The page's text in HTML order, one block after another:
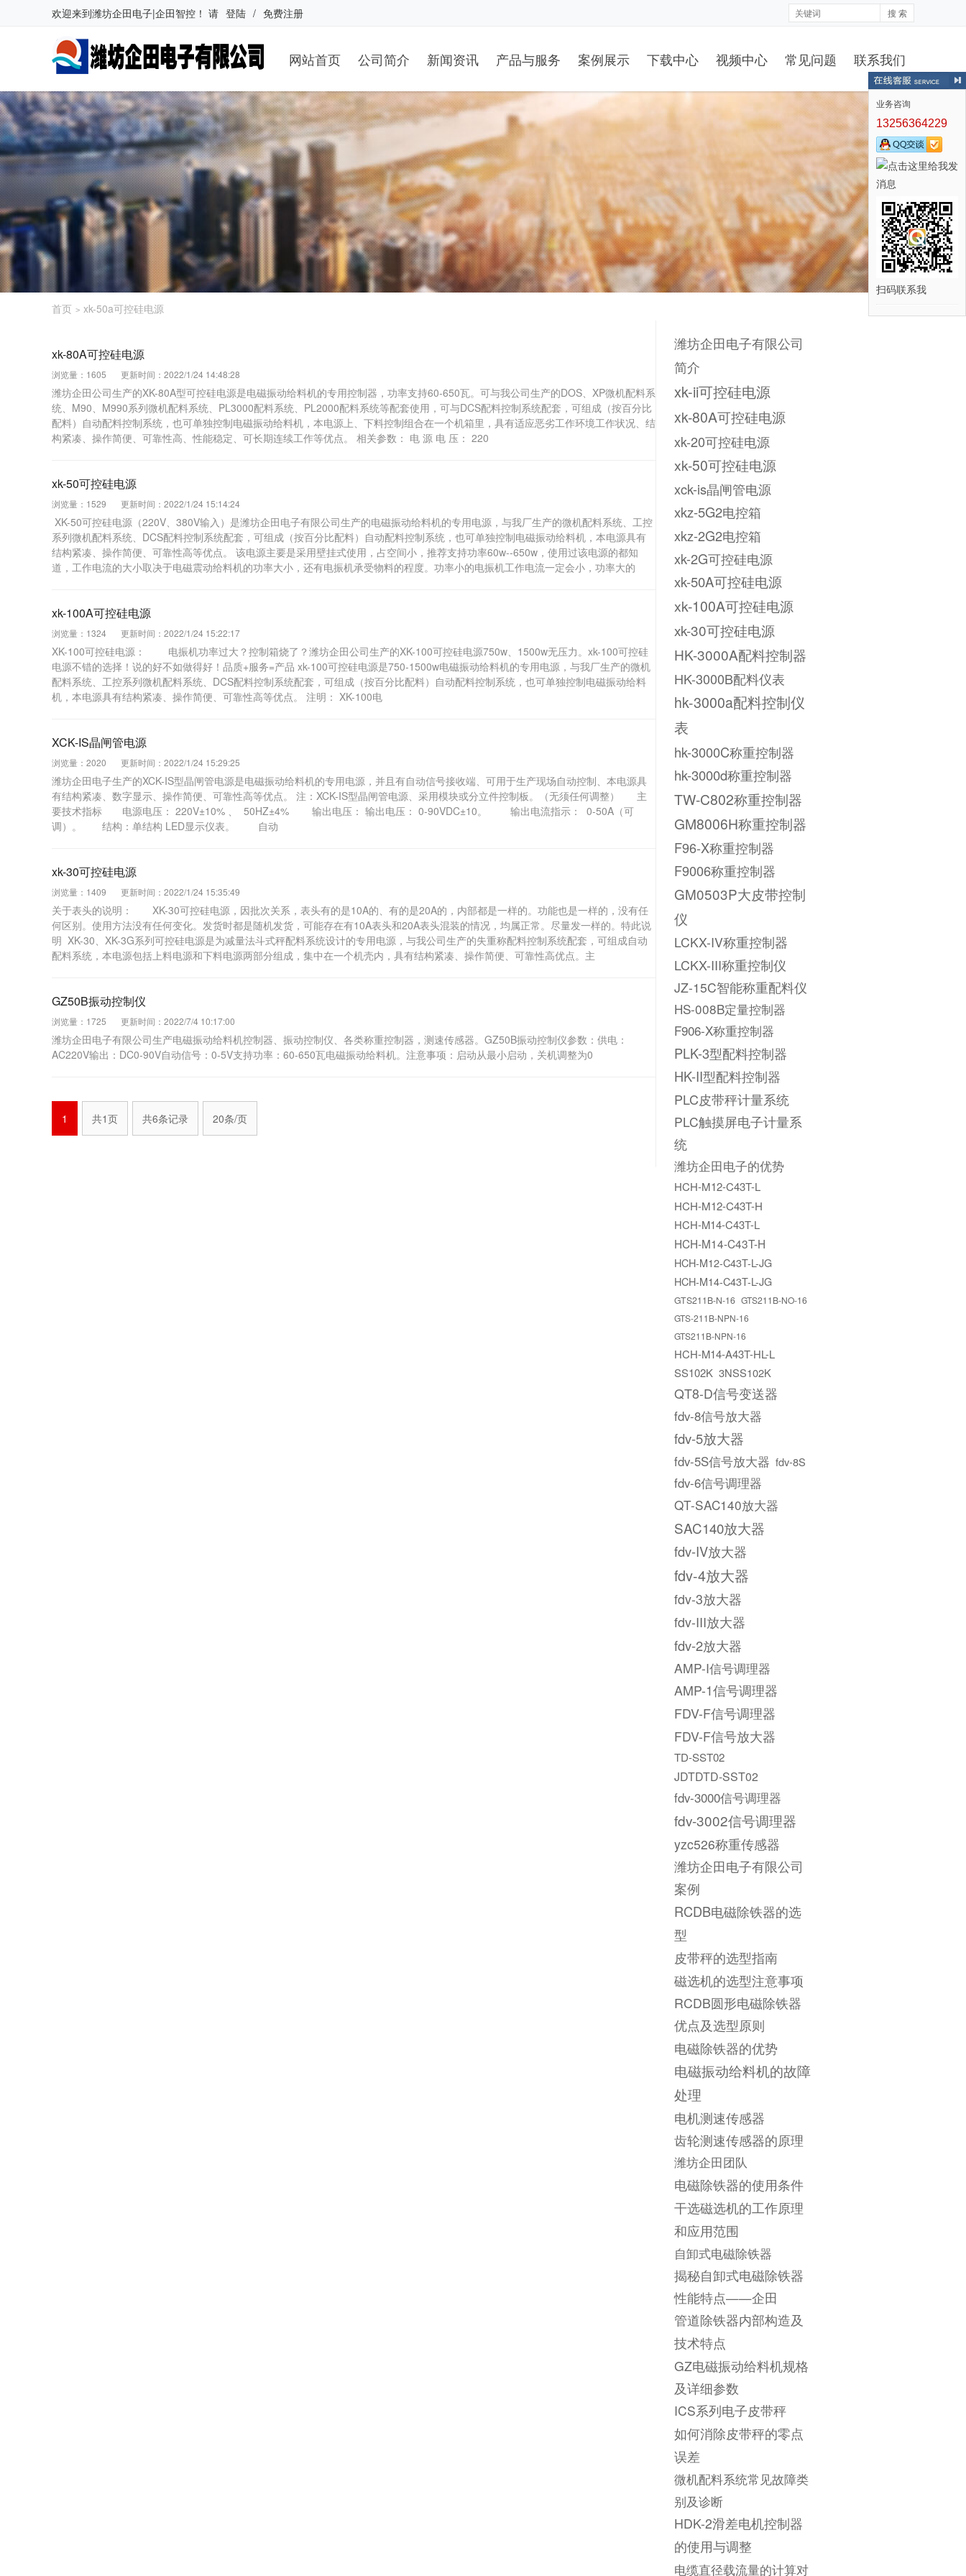
欢迎来到潍坊企田电子|企田智控 ！ 请 登陆 / 免费注册 搜 索
网站首页 公司简介 新闻资讯 产品与服务 案例展示 下载中心 视频中心 常见问题 联系我们
首页 > xk-50a可控硅电源
xk-80A可控硅电源
浏览量：1605 更新时间：2022/1/24 14:48:28
潍坊企田公司生产的XK-80A型可控硅电源是电磁振动给料机的专用控制器，功率支持60-650瓦。可与我公司生产的DOS、XP微机配料系
统、M90、M990系列微机配料系统、PL3000配料系统、PL2000配料系统等配套使用，可与DCS配料控制系统配套，可组成（按百分比
配料）自动配料控制系统，也可单独控制电磁振动给料机，本电源上、下料控制组合在一个机箱里，具有适应恶劣工作环境工作状况、结
构紧凑、操作简便、可靠性高、性能稳定、可长期连续工作等优点。 相关参数： 电 源 电 压： 220
xk-50可控硅电源
浏览量：1529 更新时间：2022/1/24 15:14:24
XK-50可控硅电源（220V、380V输入）是潍坊企田电子有限公司生产的电磁振动给料机的专用电源，与我厂生产的微机配料系统、工控
系列微机配料系统、DCS配料控制系统配套，可组成（按百分比配料）自动配料控制系统，也可单独控制电磁振动给料机，本电源具有
结构紧凑、操作简便、可靠性高等优点。 该电源主要是采用壁挂式使用，占空间小，推荐支持功率60w--650w，使用过该电源的都知
道，工作电流的大小取决于电磁震动给料机的功率大小，还有电振机承受物料的程度。功率小的电振机工作电流一定会小，功率大的
xk-100A可控硅电源
浏览量：1324 更新时间：2022/1/24 15:22:17
XK-100可控硅电源： 电振机功率过大？控制箱烧了？潍坊企田公司生产的XK-100可控硅电源750w、1500w无压力。xk-100可控硅
电源不错的选择！说的好不如做得好！品质+服务=产品 xk-100可控硅电源是750-1500w电磁振动给料机的专用电源，与我厂生产的微机
配料系统、工控系列微机配料系统、DCS配料控制系统配套，可组成（按百分比配料）自动配料控制系统，也可单独控制电磁振动给料
机，本电源具有结构紧凑、操作简便、可靠性高等优点。 注明： XK-100电
XCK-IS晶闸管电源
浏览量：2020 更新时间：2022/1/24 15:29:25
潍坊企田电子生产的XCK-IS型晶闸管电源是电磁振动给料机的专用电源，并且有自动信号接收端、可用于生产现场自动控制、本电源具
有结构紧凑、数字显示、操作简便、可靠性高等优点。 注：XCK-IS型晶闸管电源、采用模块或分立件控制板。（无须任何调整） 主
要技术指标 电源电压： 220V±10% 、 50HZ±4% 输出电压： 输出电压： 0-90VDC±10。 输出电流指示： 0-50A（可
调）。 结构：单结构 LED显示仪表。 自动
xk-30可控硅电源
浏览量：1409 更新时间：2022/1/24 15:35:49
关于表头的说明： XK-30可控硅电源，因批次关系，表头有的是10A的、有的是20A的，内部都是一样的。功能也是一样的，没有任
何区别。使用方法没有任何变化。发货时都是随机发货，可能存在有10A表头和20A表头混装的情况，均属正常。尽量发一样的。特此说
明 XK-30、XK-3G系列可控硅电源是为减量法斗式秤配料系统设计的专用电源，与我公司生产的失重称配料控制系统配套，可组成自动
配料系统，本电源包括上料电源和下料电源两部分组成，集中在一个机壳内，具有结构紧凑、操作简便、可靠性高优点。主
GZ50B振动控制仪
浏览量：1725 更新时间：2022/7/4 10:17:00
潍坊企田电子有限公司生产电磁振动给料机控制器、振动控制仪、各类称重控制器，测速传感器。GZ50B振动控制仪参数：供电：
AC220V输出：DC0-90V自动信号：0-5V支持功率：60-650瓦电磁振动给料机。注意事项：启动从最小启动，关机调整为0
1 共1页 共6条记录 20条/页
潍坊企田电子有限公司
简介
xk-ii可控硅电源
xk-80A可控硅电源
xk-20可控硅电源
xk-50可控硅电源
xck-is晶闸管电源
xkz-5G2电控箱
xkz-2G2电控箱
xk-2G可控硅电源
xk-50A可控硅电源
xk-100A可控硅电源
xk-30可控硅电源
HK-3000A配料控制器
HK-3000B配料仪表
hk-3000a配料控制仪
表
hk-3000C称重控制器
hk-3000d称重控制器
TW-C802称重控制器
GM8006H称重控制器
F96-X称重控制器
F9006称重控制器
GM0503P大皮带控制
仪
LCKX-IV称重控制器
LCKX-III称重控制仪
JZ-15C智能称重配料仪
HS-008B定量控制器
F906-X称重控制器
PLK-3型配料控制器
HK-II型配料控制器
PLC皮带秤计量系统
PLC触摸屏电子计量系
统
潍坊企田电子的优势
HCH-M12-C43T-L
HCH-M12-C43T-H
HCH-M14-C43T-L
HCH-M14-C43T-H
HCH-M12-C43T-L-JG
HCH-M14-C43T-L-JG
GTS211B-N-16 GTS211B-NO-16
GTS-211B-NPN-16
GTS211B-NPN-16
HCH-M14-A43T-HL-L
SS102K 3NSS102K
QT8-D信号变送器
fdv-8信号放大器
fdv-5放大器
fdv-5S信号放大器 fdv-8S
fdv-6信号调理器
QT-SAC140放大器
SAC140放大器
fdv-IV放大器
fdv-4放大器
fdv-3放大器
fdv-III放大器
fdv-2放大器
AMP-I信号调理器
AMP-1信号调理器
FDV-F信号调理器
FDV-F信号放大器
TD-SST02
JDTDTD-SST02
fdv-3000信号调理器
fdv-3002信号调理器
yzc526称重传感器
潍坊企田电子有限公司
案例
RCDB电磁除铁器的选
型
皮带秤的选型指南
磁选机的选型注意事项
RCDB圆形电磁除铁器
优点及选型原则
电磁除铁器的优势
电磁振动给料机的故障
处理
电机测速传感器
齿轮测速传感器的原理
潍坊企田团队
电磁除铁器的使用条件
干选磁选机的工作原理
和应用范围
自卸式电磁除铁器
揭秘自卸式电磁除铁器
性能特点——企田
管道除铁器内部构造及
技术特点
GZ电磁振动给料机规格
及详细参数
ICS系列电子皮带秤
如何消除皮带秤的零点
误差
微机配料系统常见故障类
别及诊断
HDK-2滑差电机控制器
的使用与调整
电缆直径载流量的计算对
业务咨询
13256364229
扫码联系我